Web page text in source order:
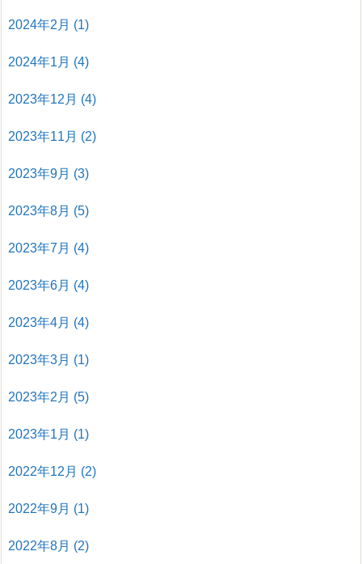
2024年2月 (1)
2024年1月 (4)
2023年12月 (4)
2023年11月 (2)
2023年9月 (3)
2023年8月 (5)
2023年7月 (4)
2023年6月 (4)
2023年4月 (4)
2023年3月 (1)
2023年2月 (5)
2023年1月 (1)
2022年12月 (2)
2022年9月 (1)
2022年8月 (2)